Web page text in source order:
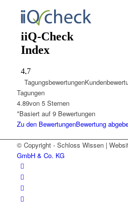
Tagungsbewertungen
Tagungen
4.89von 5 Sternen
*Basiert auf 9Bewertungen
Zu den BewertungenBewertung
© Copyright - Schloss Wissen |
GmbH & Co. KG